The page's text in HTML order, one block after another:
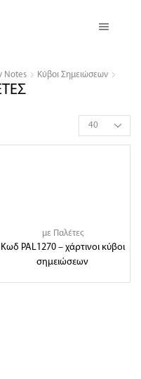
Notes Κύβοι Σημειώσεων
Products
page
με Παλέτες
Κωδ PAL1270 – χάρτινοι κύβοι
σημειώσεων